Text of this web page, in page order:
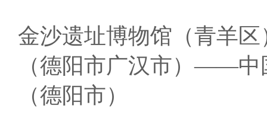
金沙遗址博物馆（青羊
（德阳市广汉市）——
（德阳市）